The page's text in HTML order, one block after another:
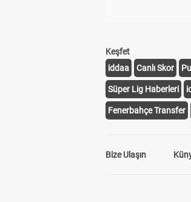
Keşfet
iddaa
Canlı Skor
Süper Lig Haberleri
Fenerbahçe Transfer
Bize Ulaşın